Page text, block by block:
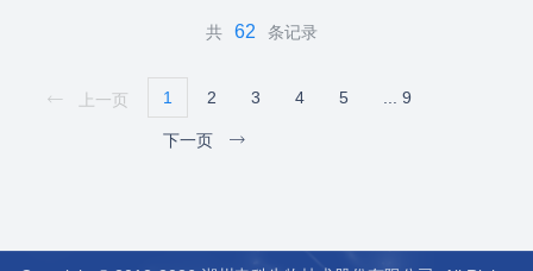
共 62 条记录
上一页 1 2 3 4 5 ... 9
下一页